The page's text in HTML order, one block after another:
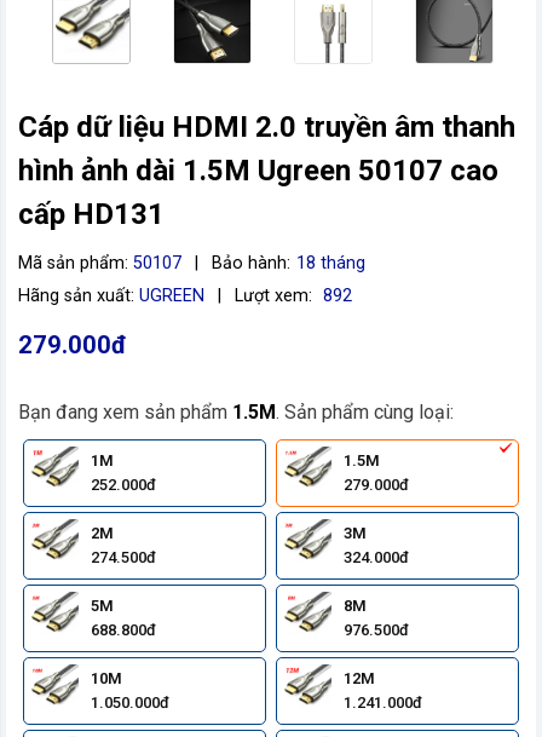
Cáp dữ liệu HDMI 2.0 truyền âm thanh
hình ảnh dài 1.5M Ugreen 50107 cao
cấp HD131
Mã sản phẩm: 50107 Bảo hành: 18 tháng
Hãng sản xuất: UGREEN Lượt xem: 892
279.000đ
Bạn đang xem sản phẩm 1.5M. Sản phẩm cùng loại:
1M
252.000đ
1.5M
279.000đ
2M
274.500đ
3M
324.000đ
5M
688.800đ
8M
976.500đ
10M
1.050.000đ
12M
1.241.000đ